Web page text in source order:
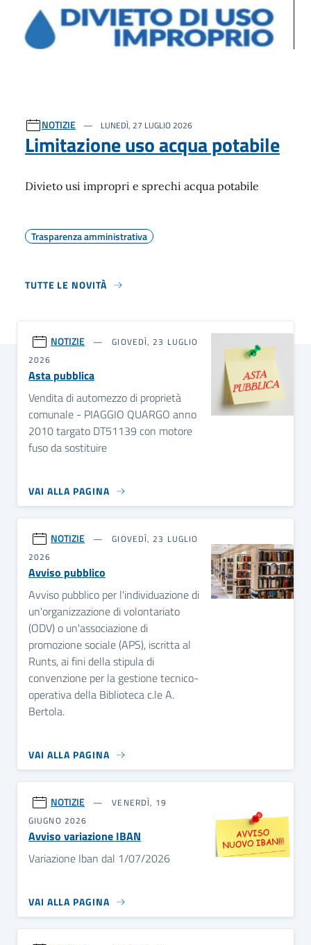
NOTIZIE LUNEDÌ, 27 LUGLIO 2026
Limitazione uso acqua potabile
Divieto usi impropri e sprechi acqua potabile
Trasparenza amministrativa
TUTTE LE NOVITÀ
NOTIZIE
GIOVEDÌ, 23 LUGLIO
2026
Asta pubblica
Vendita di automezzo di proprietà
comunale - PIAGGIO QUARGO anno
2010 targato DT51139 con motore
fuso da sostituire
VAI ALLA PAGINA
NOTIZIE
GIOVEDÌ, 23 LUGLIO
2026
Avviso pubblico
Avviso pubblico per l'individuazione di
un'organizzazione di volontariato
(ODV) o un'associazione di
promozione sociale (APS), iscritta al
Runts, ai fini della stipula di
convenzione per la gestione tecnico-
operativa della Biblioteca c.le A.
Bertola.
VAI ALLA PAGINA
NOTIZIE
VENERDÌ, 19
GIUGNO 2026
Avviso variazione IBAN
Variazione Iban dal 1/07/2026
VAI ALLA PAGINA